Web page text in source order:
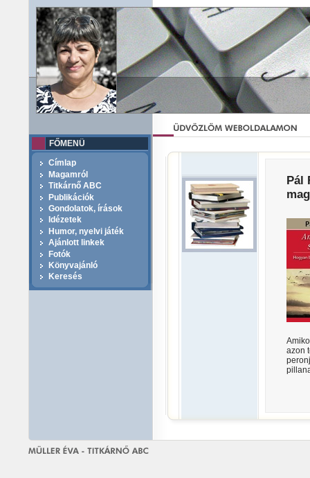
FŐMENÜ
Címlap
Magamról
Titkárnő ABC
Publikációk
Gondolatok, írások
Idézetek
Humor, nyelvi játék
Ajánlott linkek
Fotók
Könyvajánló
Keresés
Pál
azon